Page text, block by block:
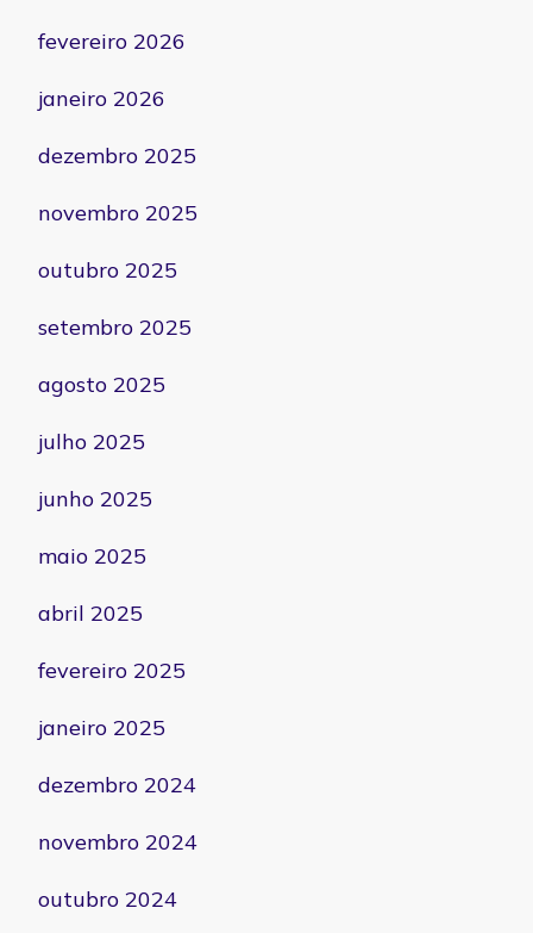
fevereiro 2026
janeiro 2026
dezembro 2025
novembro 2025
outubro 2025
setembro 2025
agosto 2025
julho 2025
junho 2025
maio 2025
abril 2025
fevereiro 2025
janeiro 2025
dezembro 2024
novembro 2024
outubro 2024